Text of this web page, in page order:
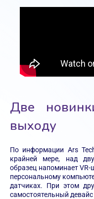
Две
выходу
По информации Ars
крайней мере, над
образец напоминает
персональному
датчиках. При этом
самостоятельный